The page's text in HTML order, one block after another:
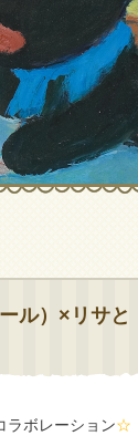
ル）×リサと
ラボレーション☆